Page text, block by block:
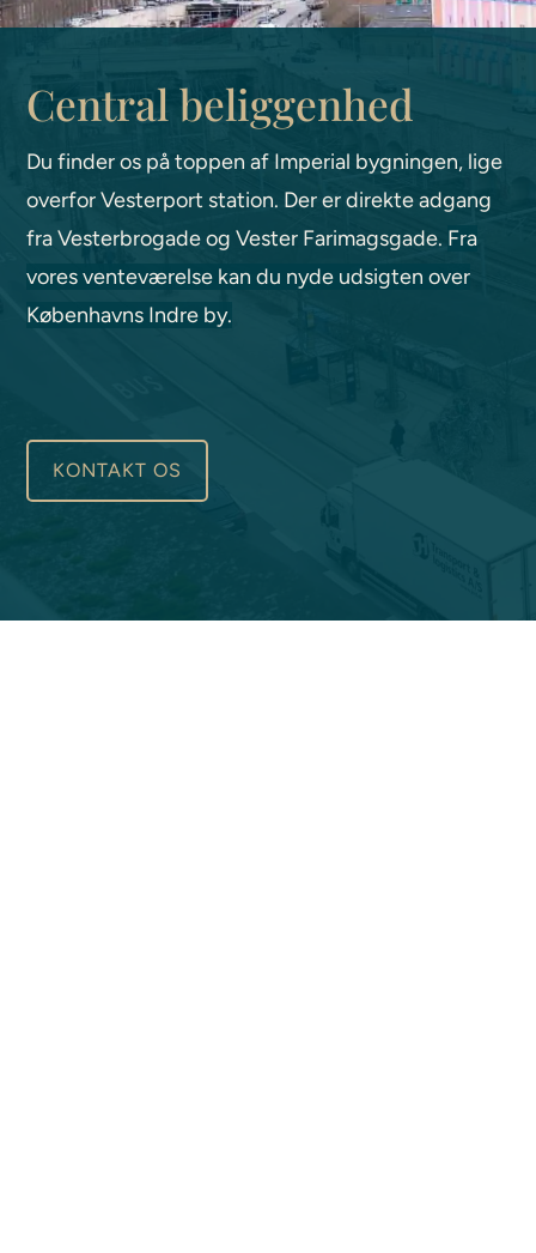
Central beliggenhed
Du finder os på toppen af Imperial bygningen, lige
overfor Vesterport station. Der er direkte adgang
fra Vesterbrogade og Vester Farimagsgade. Fra
vores venteværelse kan du nyde udsigten over
Københavns Indre by.
KONTAKT OS